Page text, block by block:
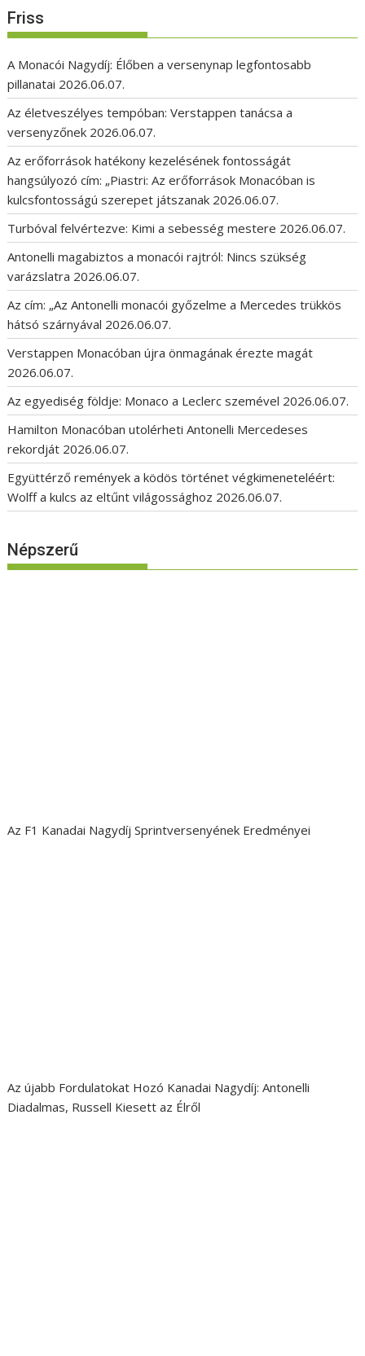
Friss
A Monacói Nagydíj: Élőben a versenynap legfontosabb
pillanatai 2026.06.07.
Az életveszélyes tempóban: Verstappen tanácsa a
versenyzőnek 2026.06.07.
Az erőforrások hatékony kezelésének fontosságát
hangsúlyozó cím: „Piastri: Az erőforrások Monacóban is
kulcsfontosságú szerepet játszanak 2026.06.07.
Turbóval felvértezve: Kimi a sebesség mestere 2026.06.07.
Antonelli magabiztos a monacói rajtról: Nincs szükség
varázslatra 2026.06.07.
Az cím: „Az Antonelli monacói győzelme a Mercedes trükkös
hátsó szárnyával 2026.06.07.
Verstappen Monacóban újra önmagának érezte magát
2026.06.07.
Az egyediség földje: Monaco a Leclerc szemével 2026.06.07.
Hamilton Monacóban utolérheti Antonelli Mercedeses
rekordját 2026.06.07.
Együttérző remények a ködös történet végkimeneteléért:
Wolff a kulcs az eltűnt világossághoz 2026.06.07.
Népszerű
Az F1 Kanadai Nagydíj Sprintversenyének Eredményei
Az újabb Fordulatokat Hozó Kanadai Nagydíj: Antonelli
Diadalmas, Russell Kiesett az Élről